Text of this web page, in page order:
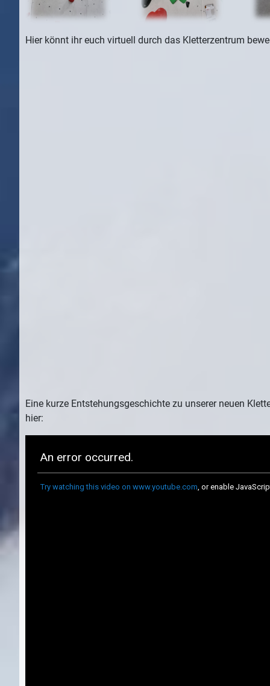
Hier könnt ihr euch virtuell durch das Kletterzentrum
Eine kurze Entstehungsgeschichte zu unserer neuen
hier: